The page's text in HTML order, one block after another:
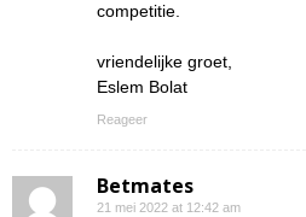
competitie.
vriendelijke groet,
Eslem Bolat
Reageer
Betmates
21 mei 2022 at 12:42 am